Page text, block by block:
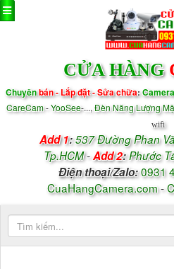
CỬA HÀNG
Chuyênbán - Lắp đặt - Sửa chữa:
CareCam-YooSee-..., Đèn Năng Lượng
wifi
Add 1: 537 Đường Phan
Tp.HCM-Add 2:Phước
Điện thoại/Zalo: 0931
CuaHangCamera.com-